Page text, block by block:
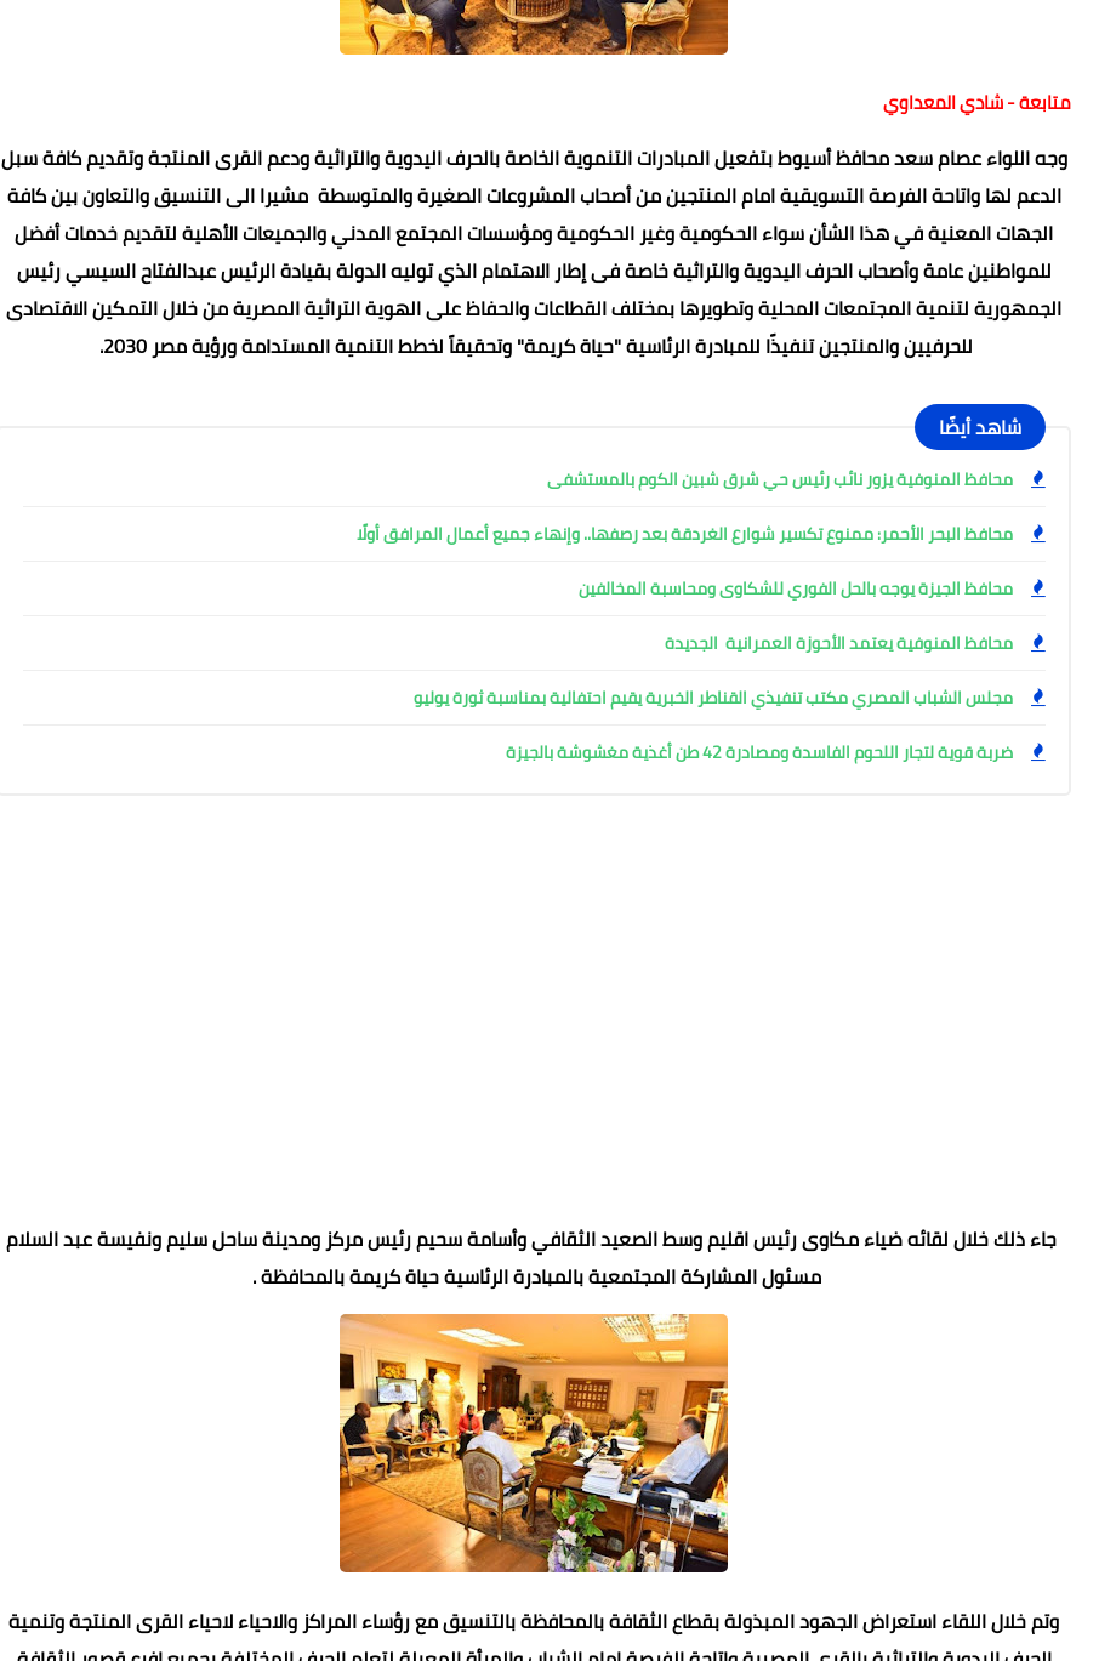
متابعة - شادي المعداوي
وجه اللواء عصام سعد محافظ أسيوط بتفعيل المبادرات التنموية الخاصة بالحرف اليدوية والتراثية ودعم القرى المنتجة وتقديم كافة سبل
الدعم لها واتاحة الفرصة التسويقية امام المنتجين من أصحاب المشروعات الصغيرة والمتوسطة مشيرا الى التنسيق والتعاون بين كافة
الجهات المعنية في هذا الشأن سواء الحكومية وغير الحكومية ومؤسسات المجتمع المدني والجميعات الأهلية لتقديم خدمات أفضل
للمواطنين عامة وأصحاب الحرف اليدوية والتراثية خاصة فى إطار الاهتمام الذي توليه الدولة بقيادة الرئيس عبدالفتاح السيسي رئيس
الجمهورية لتنمية المجتمعات المحلية وتطويرها بمختلف القطاعات والحفاظ على الهوية التراثية المصرية من خلال التمكين الاقتصادى
للحرفيين والمنتجين تنفيذًا للمبادرة الرئاسية "حياة كريمة" وتحقيقاً لخطط التنمية المستدامة ورؤية مصر 2030.
شاهد أيضًا
محافظ المنوفية يزور نائب رئيس حي شرق شبين الكوم بالمستشفى
محافظ البحر الأحمر: ممنوع تكسير شوارع الغردقة بعد رصفها.. وإنهاء جميع أعمال المرافق أولًا
محافظ الجيزة يوجه بالحل الفوري للشكاوى ومحاسبة المخالفين
محافظ المنوفية يعتمد الأحوزة العمرانية الجديدة
مجلس الشباب المصري مكتب تنفيذي القناطر الخبرية يقيم احتفالية بمناسبة ثورة يوليو
ضربة قوية لتجار اللحوم الفاسدة ومصادرة 42 طن أغذية مغشوشة بالجيزة
جاء ذلك خلال لقائه ضياء مكاوى رئيس اقليم وسط الصعيد الثقافي وأسامة سحيم رئيس مركز ومدينة ساحل سليم ونفيسة عبد السلام
مسئول المشاركة المجتمعية بالمبادرة الرئاسية حياة كريمة بالمحافظة .
وتم خلال اللقاء استعراض الجهود المبذولة بقطاع الثقافة بالمحافظة بالتنسيق مع رؤساء المراكز والاحياء لاحياء القرى المنتجة وتنمية
عماد الدين محمد
09 يونيو 2022
عماد الدين محمد
09 يونيو 2022
عماد الدين محمد
09 يونيو 2022
عماد الدين محمد
09 يونيو 2022
09 يونيو 2022